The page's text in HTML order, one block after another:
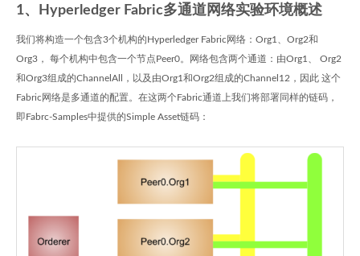
1、Hyperledger Fabric多通道网络实验环境概述
我们将构造一个包含3个机构的Hyperledger Fabric网络：Org1、Org2和
Org3， 每个机构中包含一个节点Peer0。网络包含两个通道：由Org1、 Org2
和Org3组成的ChannelAll，以及由Org1和Org2组成的Channel12，因此 这个
Fabric网络是多通道的配置。在这两个Fabric通道上我们将部署同样的链码，
即Fabrc-Samples中提供的Simple Asset链码：